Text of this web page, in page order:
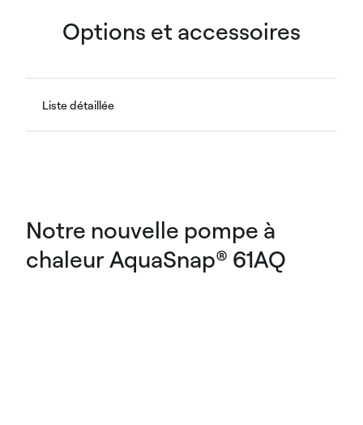
Options et accessoires
Liste détaillée
Notre nouvelle pompe à
chaleur AquaSnap® 61AQ